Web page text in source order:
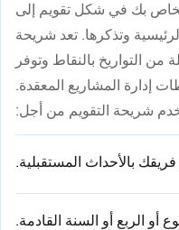
بك في شكل تقويم إلى
وتذكرها. تعد شريحة
من التواريخ بالنقاط وتوفر
إدارة المشاريع المعقدة.
شريحة التقويم من أجل:
فريقك بالأحداث المستقبلية.
أو الربع أو السنة القادمة.